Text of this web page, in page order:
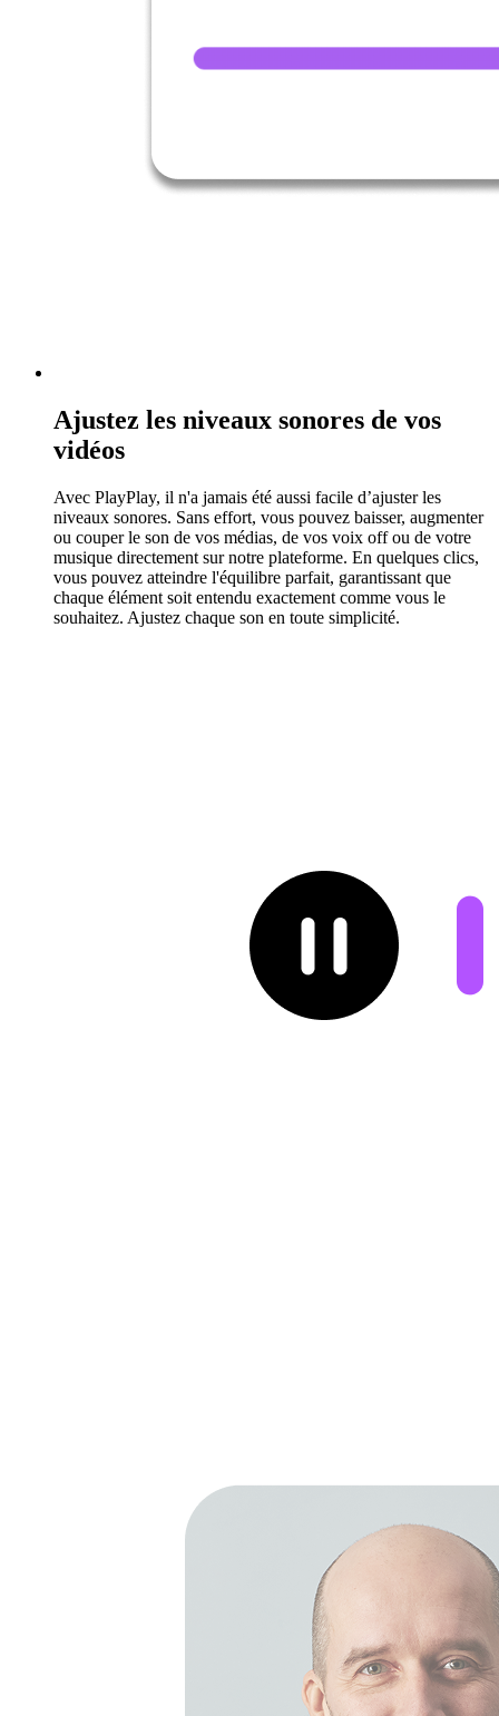
Ajustez les niveaux sonores de vos
vidéos
Avec PlayPlay, il n'a jamais été aussi facile d’ajuster les
niveaux sonores. Sans effort, vous pouvez baisser, augmenter
ou couper le son de vos médias, de vos voix off ou de votre
musique directement sur notre plateforme. En quelques clics,
vous pouvez atteindre l'équilibre parfait, garantissant que
chaque élément soit entendu exactement comme vous le
souhaitez. Ajustez chaque son en toute simplicité.